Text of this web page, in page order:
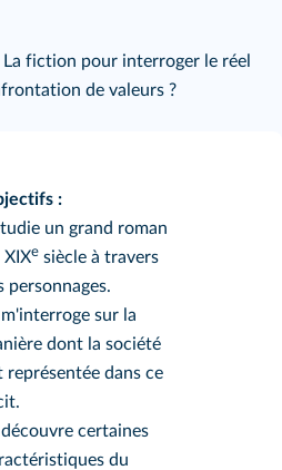
fiction pour interroger le réel
de valeurs ?
:
un grand roman
XIXe siècle à travers
personnages.
m'interroge sur la
dont la société
représentée dans ce
découvre certaines
du